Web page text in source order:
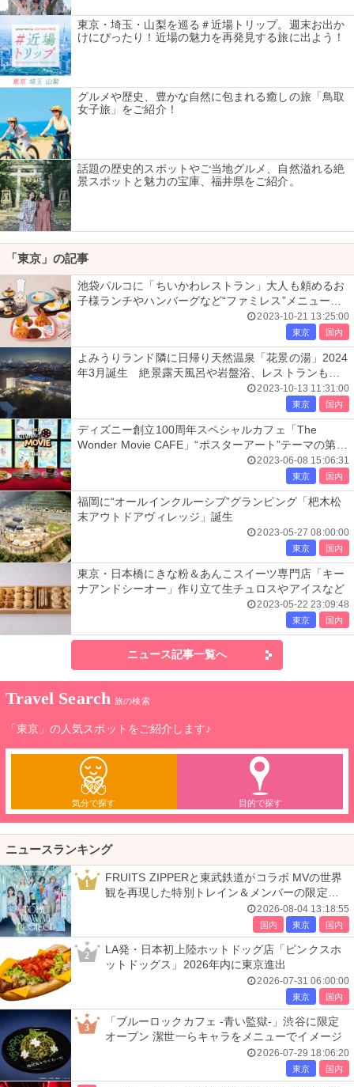
東京・埼玉・山梨を巡る＃近場トリップ。週末お出か
けにぴったり！近場の魅力を再発見する旅に出よう！
グルメや歴史、豊かな自然に包まれる癒しの旅「鳥取
女子旅」をご紹介！
話題の歴史的スポットやご当地グルメ、自然溢れる絶
景スポットと魅力の宝庫、福井県をご紹介。
「東京」の記事
池袋パルコに「ちいかわレストラン」大人も頼めるお
子様ランチやハンバーグなど“ファミレス”メニュー充
2023-10-21 13:25:00
東京 国内
よみうりランド隣に日帰り天然温泉「花景の湯」2024
年3月誕生 絶景露天風呂や岩盤浴、レストランも出
2023-10-13 11:31:00
東京 国内
ディズニー創立100周年スペシャルカフェ「The
Wonder Movie CAFE」“ポスターアート”テーマの第2
2023-06-08 15:06:31
東京 国内
福岡に“オールインクルーシブ”グランピング「杷木松
末アウトドアヴィレッジ」誕生
2023-05-27 08:00:00
東京 国内
東京・日本橋にきな粉＆あんこスイーツ専門店「キー
ナアンドシーオー」作り立て生チュロスやアイスなど
2023-05-22 23:09:48
東京 国内
ニュース記事一覧へ
Travel Search 旅の検索
「東京」の人気スポットをご紹介します♪
気分で探す 目的で探す
ニュースランキング
1
FRUITS ZIPPERと東武鉄道がコラボ MVの世界
観を再現した特別トレイン＆メンバーの限定ア
2026-08-04 13:18:55
国内 東京 国内
2
LA発・日本初上陸ホットドッグ店「ピンクスホ
ットドッグス」2026年内に東京進出
2026-07-31 06:00:00
東京 国内
3
「ブルーロックカフェ -青い監獄-」渋谷に限定
オープン 潔世一らキャラをメニューでイメージ
2026-07-29 18:06:20
東京 国内